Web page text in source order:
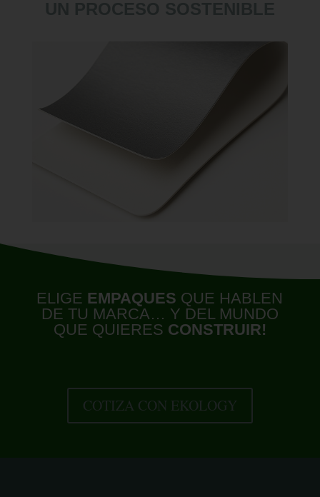
ELIGE EMPAQUES QUE HABLEN
DE TU MARCA… Y DEL MUNDO
QUE QUIERES CONSTRUIR!
COTIZA CON EKOLOGY